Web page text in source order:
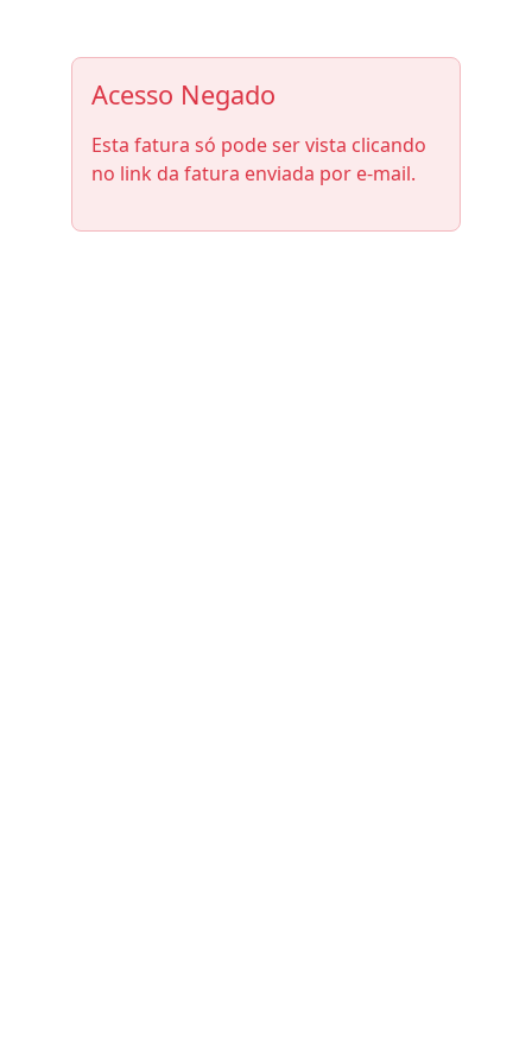
Acesso Negado
Esta fatura só pode ser vista clicando
no link da fatura enviada por e-mail.